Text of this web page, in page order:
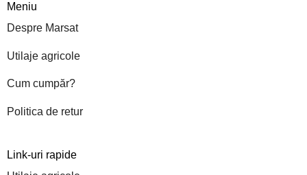
Meniu
Despre Marsat
Utilaje agricole
Cum cumpăr?
Politica de retur
Link-uri rapide